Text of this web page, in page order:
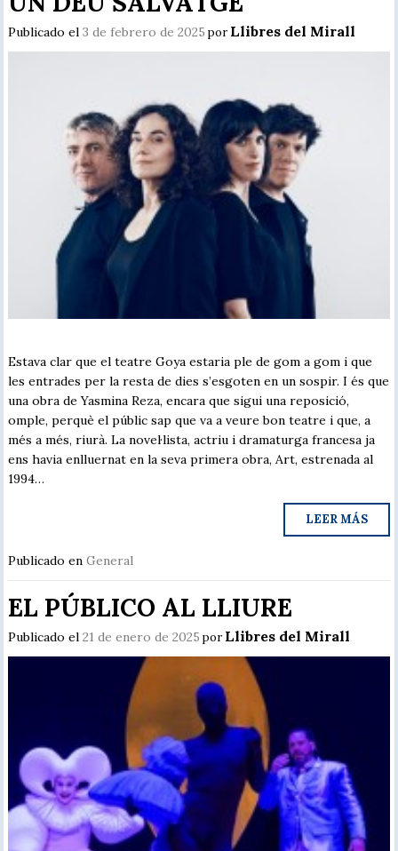
Publicado el3 de febrero de 2025 porLlibres del Mirall
Estava clar que el teatre Goya estaria ple de gom a gom i que
les entrades per la resta de dies s’esgoten en un sospir. I és que
una obra de Yasmina Reza, encara que sigui una reposició,
omple, perquè el públic sap que va a veure bon teatre i que, a
més a més, riurà. La novel·lista, actriu i dramaturga francesa ja
ens havia enlluernat en la seva primera obra, Art, estrenada al
1994…
LEER MÁS
Publicado enGeneral
EL PÚBLICO AL LLIURE
Publicado el21 de enero de 2025 porLlibres del Mirall